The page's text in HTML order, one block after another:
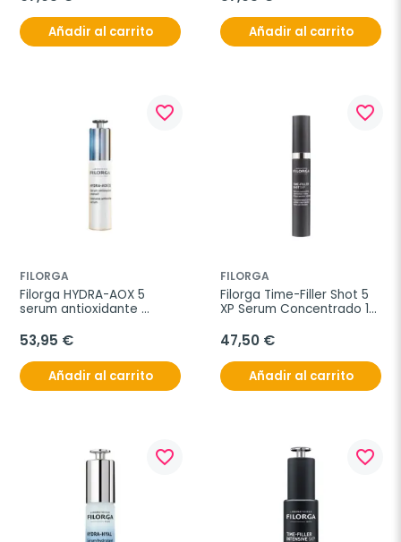
Añadir al carrito Añadir al carrito
favorite_border
FILORGA
Filorga HYDRA-AOX 5
serum antioxidante
53,95 €
Añadir al carrito
favorite_border
FILORGA
Filorga Time-Filler Shot 5
XP Serum Concentrado 15
47,50 €
Añadir al carrito
favorite_border favorite_border